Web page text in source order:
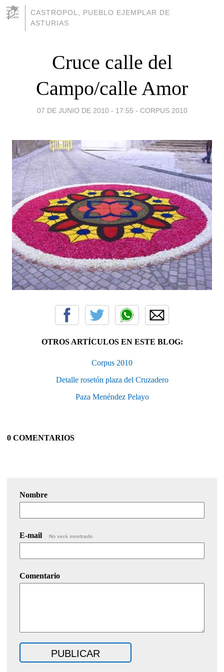
CASTROPOL, PUEBLO EJEMPLAR DE
ASTURIAS
Cruce calle del
Campo/calle Amor
07 DE JUNIO DE 2010 - 17:55 - CORPUS 2010
OTROS ARTÍCULOS EN ESTE BLOG:
Corpus 2010
Detalle rosetón plaza del Cruzadero
Paza Menéndez Pelayo
0 COMENTARIOS
Nombre
E-mail No será mostrado.
Comentario